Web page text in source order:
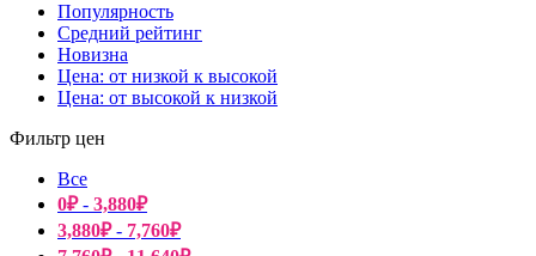
Популярность
Средний рейтинг
Новизна
Цена: от низкой к высокой
Цена: от высокой к низкой
Фильтр цен
Все
0₽- 3,880₽
3,880₽- 7,760₽